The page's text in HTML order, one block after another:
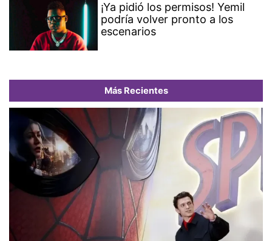
¡Ya pidió los permisos! Yemil
podría volver pronto a los
escenarios
Más Recientes